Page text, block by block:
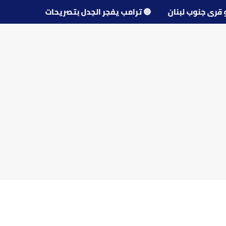
محو قرى جنوب لبنان 🔵ترامب يفجر الجدل بتصريحات عن